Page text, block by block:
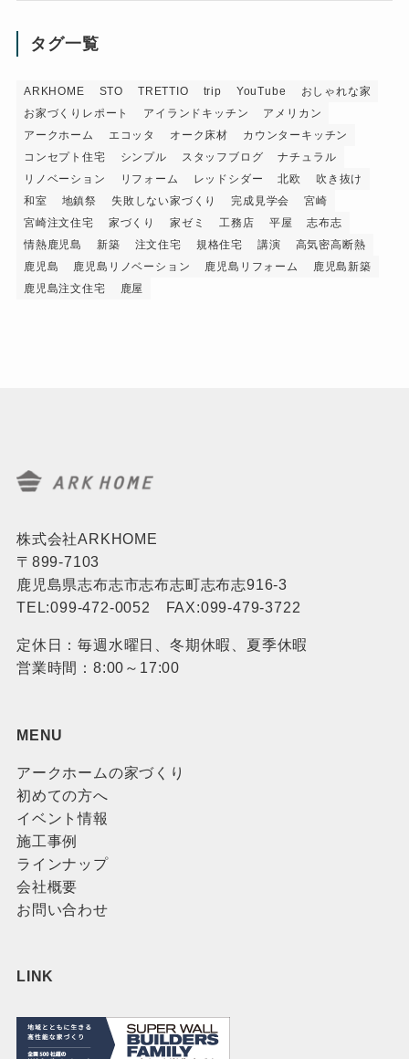
タグ一覧
ARKHOME STO TRETTIO trip YouTube
おしゃれな家
お家づくりレポート
アイランドキッチン
アメリカン
アークホーム
エコッタ オーク床材
カウンターキッチン
コンセプト住宅
シンプル スタッフブログ
ナチュラル
リノベーション
リフォーム レッドシダー 北欧
吹き抜け
和室
地鎮祭 失敗しない家づくり 完成見学会
宮崎
宮崎注文住宅
家づくり 家ゼミ 工務店 平屋
志布志
情熱鹿児島
新築 注文住宅 規格住宅 講演
高気密高断熱
鹿児島
鹿児島リノベーション 鹿児島リフォーム
鹿児島新築
鹿児島注文住宅
鹿屋
株式会社ARKHOME
〒899-7103
鹿児島県志布志市志布志町志布志916-3
TEL:099-472-0052 FAX:099-479-3722
定休日：毎週水曜日、冬期休暇、夏季休暇
営業時間：8:00～17:00
MENU
アークホームの家づくり
初めての方へ
イベント情報
施工事例
ラインナップ
会社概要
お問い合わせ
LINK